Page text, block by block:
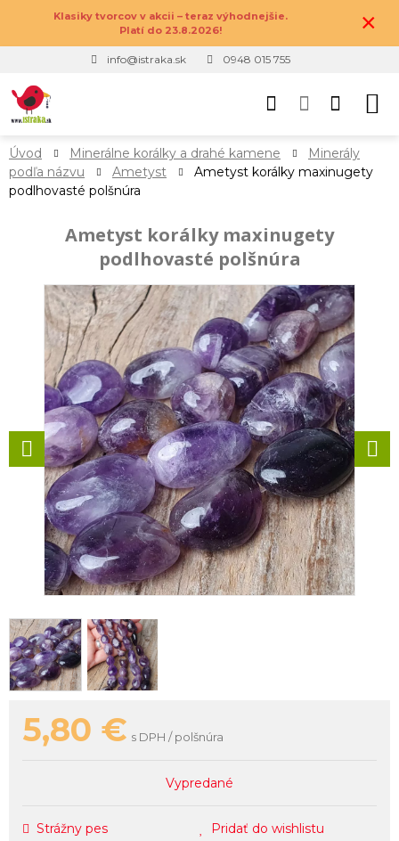
Klasiky tvorcov v akcii – teraz výhodnejšie.
Platí do 23.8.2026!
×
info@istraka.sk 0948 015 755
Úvod Minerálne korálky a drahé kamene
Minerály
podľa názvu
Ametyst
Ametyst korálky maxinugety
podlhovasté polšnúra
Ametyst korálky maxinugety
podlhovasté polšnúra
5,80 € s DPH / polšnúra
Vypredané
Strážny pes Pridať do wishlistu